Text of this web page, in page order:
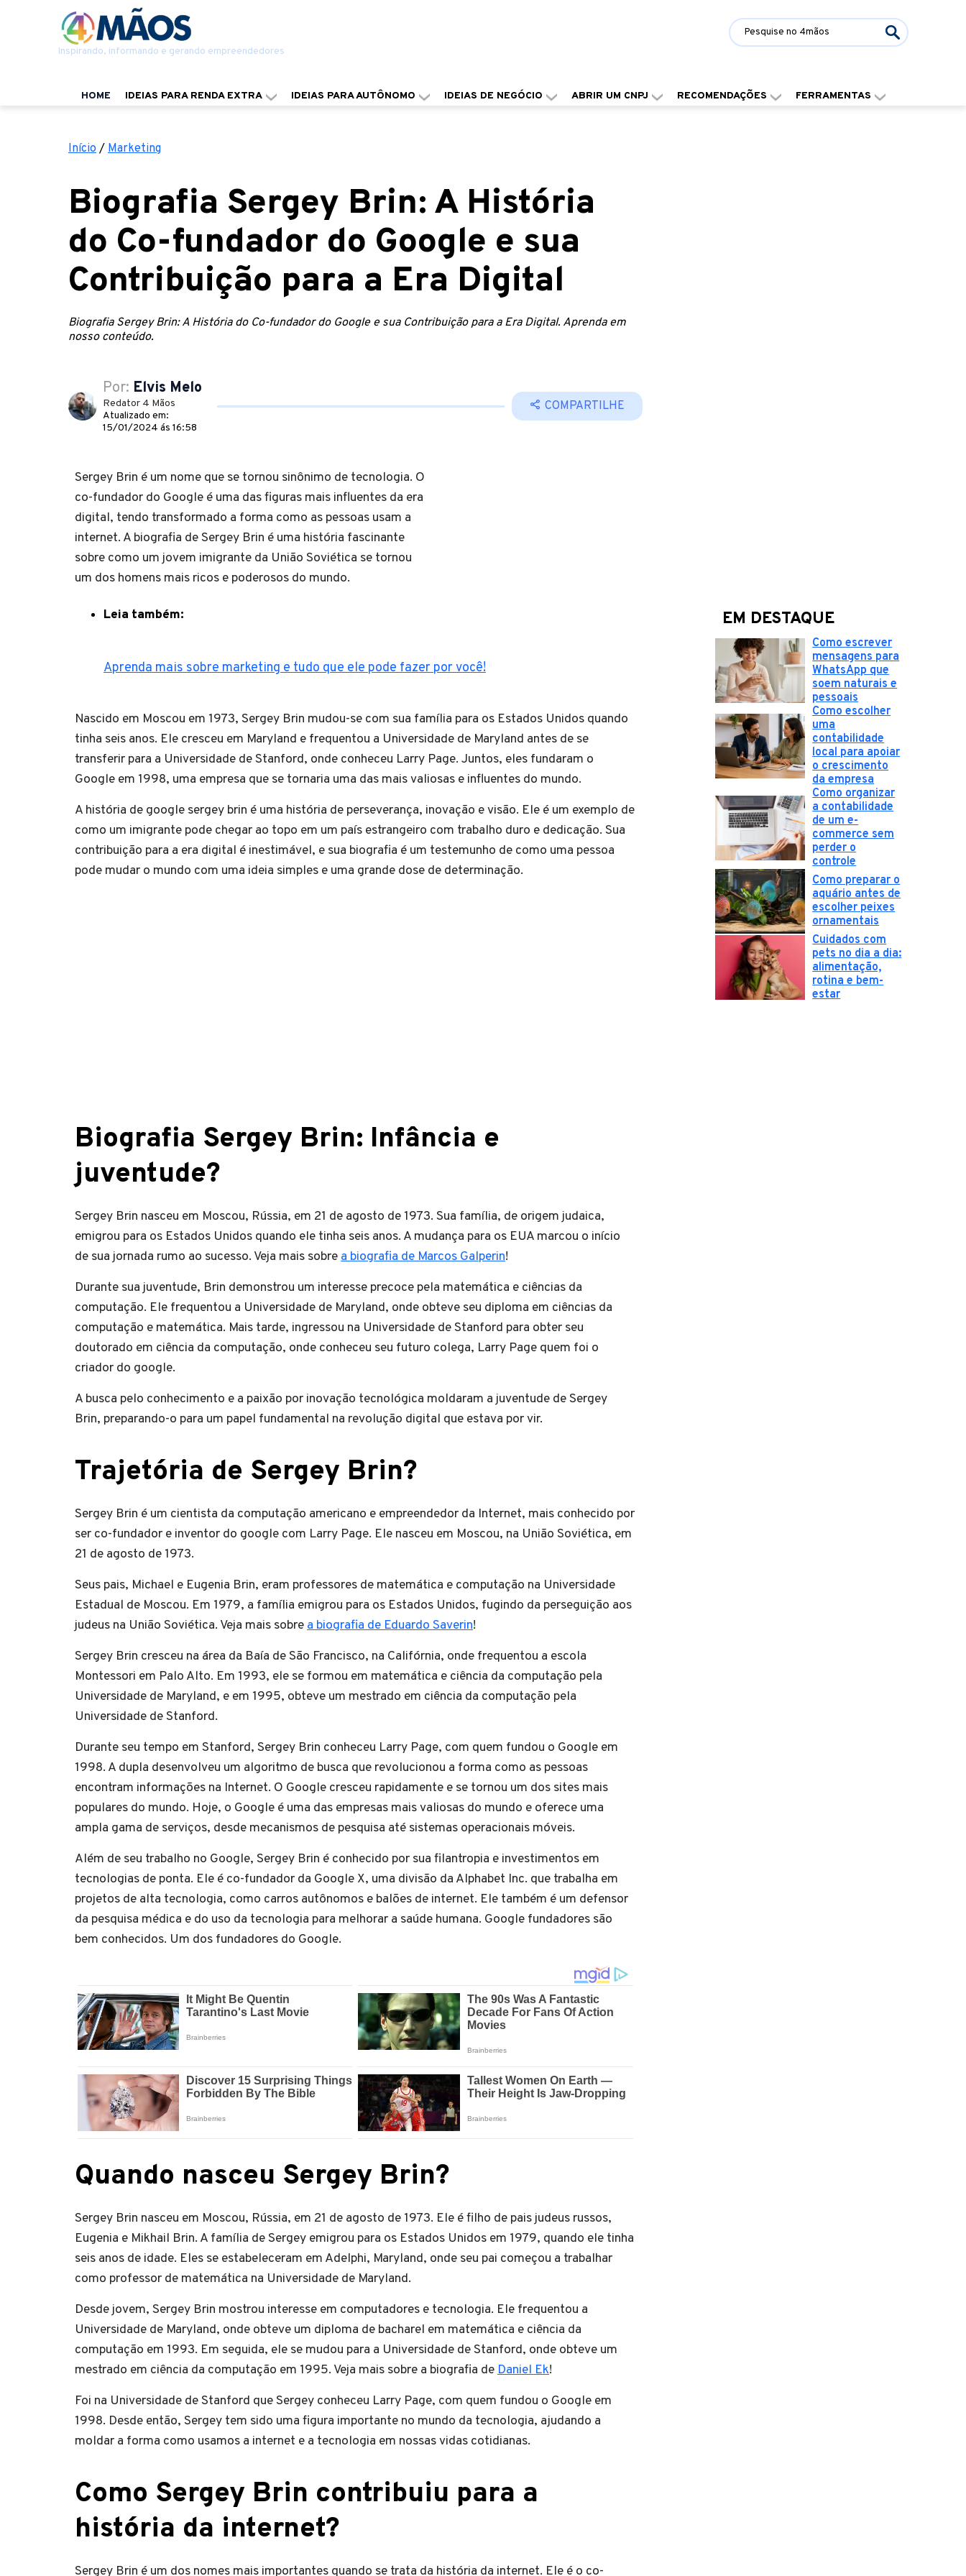
Inspirando, informando e gerando empreendedores
HOME IDEIAS PARA RENDA EXTRA IDEIAS PARA AUTÔNOMO IDEIAS DE NEGÓCIO ABRIR UM CNPJ RECOMENDAÇÕES FERRAMENTAS
Início / Marketing
Biografia Sergey Brin: A História
do Co-fundador do Google e sua
Contribuição para a Era Digital
Biografia Sergey Brin: A História do Co-fundador do Google e sua Contribuição para a Era Digital. Aprenda em
nosso conteúdo.
Por: Elvis Melo
Redator 4 Mãos
Atualizado em:
15/01/2024 ás 16:58
COMPARTILHE
Sergey Brin é um nome que se tornou sinônimo de tecnologia. O
co-fundador do Google é uma das figuras mais influentes da era
digital, tendo transformado a forma como as pessoas usam a
internet. A biografia de Sergey Brin é uma história fascinante
sobre como um jovem imigrante da União Soviética se tornou
um dos homens mais ricos e poderosos do mundo.
Leia também:
Aprenda mais sobre marketing e tudo que ele pode fazer por você!
Nascido em Moscou em 1973, Sergey Brin mudou-se com sua família para os Estados Unidos quando
tinha seis anos. Ele cresceu em Maryland e frequentou a Universidade de Maryland antes de se
transferir para a Universidade de Stanford, onde conheceu Larry Page. Juntos, eles fundaram o
Google em 1998, uma empresa que se tornaria uma das mais valiosas e influentes do mundo.
A história de google sergey brin é uma história de perseverança, inovação e visão. Ele é um exemplo de
como um imigrante pode chegar ao topo em um país estrangeiro com trabalho duro e dedicação. Sua
contribuição para a era digital é inestimável, e sua biografia é um testemunho de como uma pessoa
pode mudar o mundo com uma ideia simples e uma grande dose de determinação.
Biografia Sergey Brin: Infância e
juventude?
Sergey Brin nasceu em Moscou, Rússia, em 21 de agosto de 1973. Sua família, de origem judaica,
emigrou para os Estados Unidos quando ele tinha seis anos. A mudança para os EUA marcou o início
de sua jornada rumo ao sucesso. Veja mais sobre a biografia de Marcos Galperin!
Durante sua juventude, Brin demonstrou um interesse precoce pela matemática e ciências da
computação. Ele frequentou a Universidade de Maryland, onde obteve seu diploma em ciências da
computação e matemática. Mais tarde, ingressou na Universidade de Stanford para obter seu
doutorado em ciência da computação, onde conheceu seu futuro colega, Larry Page quem foi o
criador do google.
A busca pelo conhecimento e a paixão por inovação tecnológica moldaram a juventude de Sergey
Brin, preparando-o para um papel fundamental na revolução digital que estava por vir.
Trajetória de Sergey Brin?
Sergey Brin é um cientista da computação americano e empreendedor da Internet, mais conhecido por
ser co-fundador e inventor do google com Larry Page. Ele nasceu em Moscou, na União Soviética, em
21 de agosto de 1973.
Seus pais, Michael e Eugenia Brin, eram professores de matemática e computação na Universidade
Estadual de Moscou. Em 1979, a família emigrou para os Estados Unidos, fugindo da perseguição aos
judeus na União Soviética. Veja mais sobre a biografia de Eduardo Saverin!
Sergey Brin cresceu na área da Baía de São Francisco, na Califórnia, onde frequentou a escola
Montessori em Palo Alto. Em 1993, ele se formou em matemática e ciência da computação pela
Universidade de Maryland, e em 1995, obteve um mestrado em ciência da computação pela
Universidade de Stanford.
Durante seu tempo em Stanford, Sergey Brin conheceu Larry Page, com quem fundou o Google em
1998. A dupla desenvolveu um algoritmo de busca que revolucionou a forma como as pessoas
encontram informações na Internet. O Google cresceu rapidamente e se tornou um dos sites mais
populares do mundo. Hoje, o Google é uma das empresas mais valiosas do mundo e oferece uma
ampla gama de serviços, desde mecanismos de pesquisa até sistemas operacionais móveis.
Além de seu trabalho no Google, Sergey Brin é conhecido por sua filantropia e investimentos em
tecnologias de ponta. Ele é co-fundador da Google X, uma divisão da Alphabet Inc. que trabalha em
projetos de alta tecnologia, como carros autônomos e balões de internet. Ele também é um defensor
da pesquisa médica e do uso da tecnologia para melhorar a saúde humana. Google fundadores são
bem conhecidos. Um dos fundadores do Google.
Quando nasceu Sergey Brin?
Sergey Brin nasceu em Moscou, Rússia, em 21 de agosto de 1973. Ele é filho de pais judeus russos,
Eugenia e Mikhail Brin. A família de Sergey emigrou para os Estados Unidos em 1979, quando ele tinha
seis anos de idade. Eles se estabeleceram em Adelphi, Maryland, onde seu pai começou a trabalhar
como professor de matemática na Universidade de Maryland.
Desde jovem, Sergey Brin mostrou interesse em computadores e tecnologia. Ele frequentou a
Universidade de Maryland, onde obteve um diploma de bacharel em matemática e ciência da
computação em 1993. Em seguida, ele se mudou para a Universidade de Stanford, onde obteve um
mestrado em ciência da computação em 1995. Veja mais sobre a biografia deDaniel Ek!
Foi na Universidade de Stanford que Sergey conheceu Larry Page, com quem fundou o Google em
1998. Desde então, Sergey tem sido uma figura importante no mundo da tecnologia, ajudando a
moldar a forma como usamos a internet e a tecnologia em nossas vidas cotidianas.
Como Sergey Brin contribuiu para a
história da internet?
Sergey Brin é um dos nomes mais importantes quando se trata da história da internet. Ele é o co-
EM DESTAQUE
Como escrever
mensagens para
WhatsApp que
soem naturais e
pessoais
Como escolher
uma
contabilidade
local para apoiar
o crescimento
da empresa
Como organizar
a contabilidade
de um e-
commerce sem
perder o
controle
Como preparar o
aquário antes de
escolher peixes
ornamentais
Cuidados com
pets no dia a dia:
alimentação,
rotina e bem-
estar